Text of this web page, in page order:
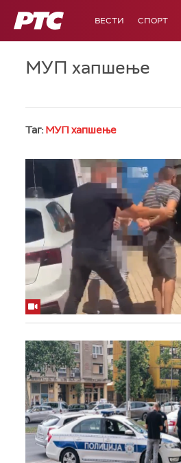
РТС ВЕСТИ СПОРТ
МУП хапшење
Таг: МУП хапшење